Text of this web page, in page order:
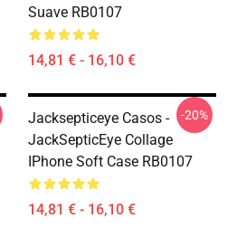
Suave RB0107
14,81 € - 16,10 €
Jacksepticeye Casos -
JackSepticEye Collage
IPhone Soft Case RB0107
14,81 € - 16,10 €
-20%